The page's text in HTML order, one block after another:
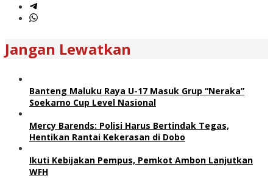
Jangan Lewatkan
Banteng Maluku Raya U-17 Masuk Grup “Neraka”
Soekarno Cup Level Nasional
Mercy Barends: Polisi Harus Bertindak Tegas,
Hentikan Rantai Kekerasan di Dobo
Ikuti Kebijakan Pempus, Pemkot Ambon Lanjutkan
WFH